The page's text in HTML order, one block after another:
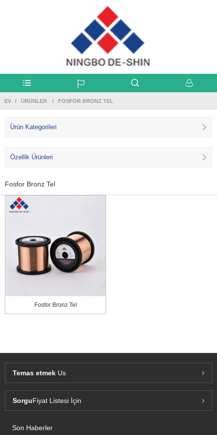
EV ÜRÜNLER FOSFOR BRONZ TEL
Ürün Kategorileri
Özellik Ürünleri
Fosfor Bronz Tel
Fosfor Bronz Tel
Temas etmek Us
SorguFiyat Listesi İçin
Son Haberler